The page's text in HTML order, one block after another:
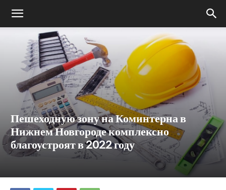
Пешеходную зону на Коминтерна в
Нижнем Новгороде комплексно
благоустроят в 2022 году